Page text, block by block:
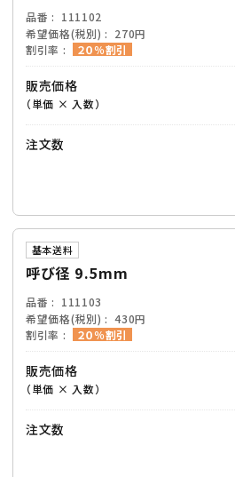
品番
111102
希望価格(税別)
270円
割引率
２０％割引
販売価格
（単価 × 入数）
注文数
基本送料
呼び径 9.5mm
品番
111103
希望価格(税別)
430円
割引率
２０％割引
販売価格
（単価 × 入数）
注文数